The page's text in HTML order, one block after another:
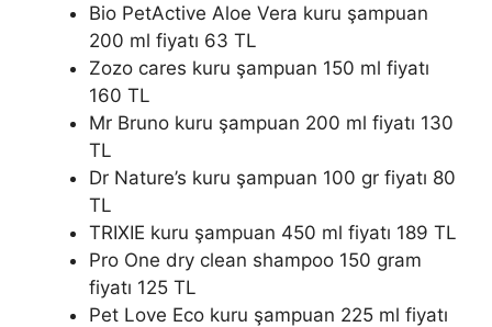
Bio PetActive Aloe Vera kuru şampuan
200 ml fiyatı 63 TL
Zozo cares kuru şampuan 150 ml fiyatı
160 TL
Mr Bruno kuru şampuan 200 ml fiyatı 130
TL
Dr Nature’s kuru şampuan 100 gr fiyatı 80
TL
TRIXIE kuru şampuan 450 ml fiyatı 189 TL
Pro One dry clean shampoo 150 gram
fiyatı 125 TL
Pet Love Eco kuru şampuan 225 ml fiyatı